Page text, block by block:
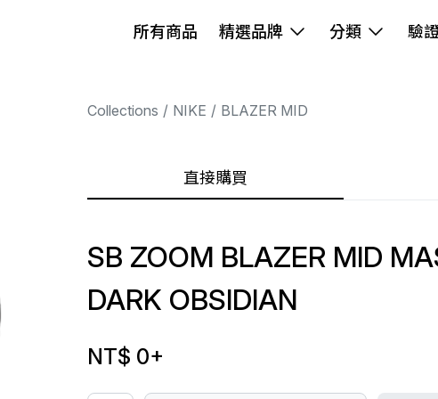
所有商品 精選品牌 分類 驗
Collections NIKE BLAZER MID
直接購買
SB ZOOM BLAZER MID
DARK OBSIDIAN
NT$ 0+